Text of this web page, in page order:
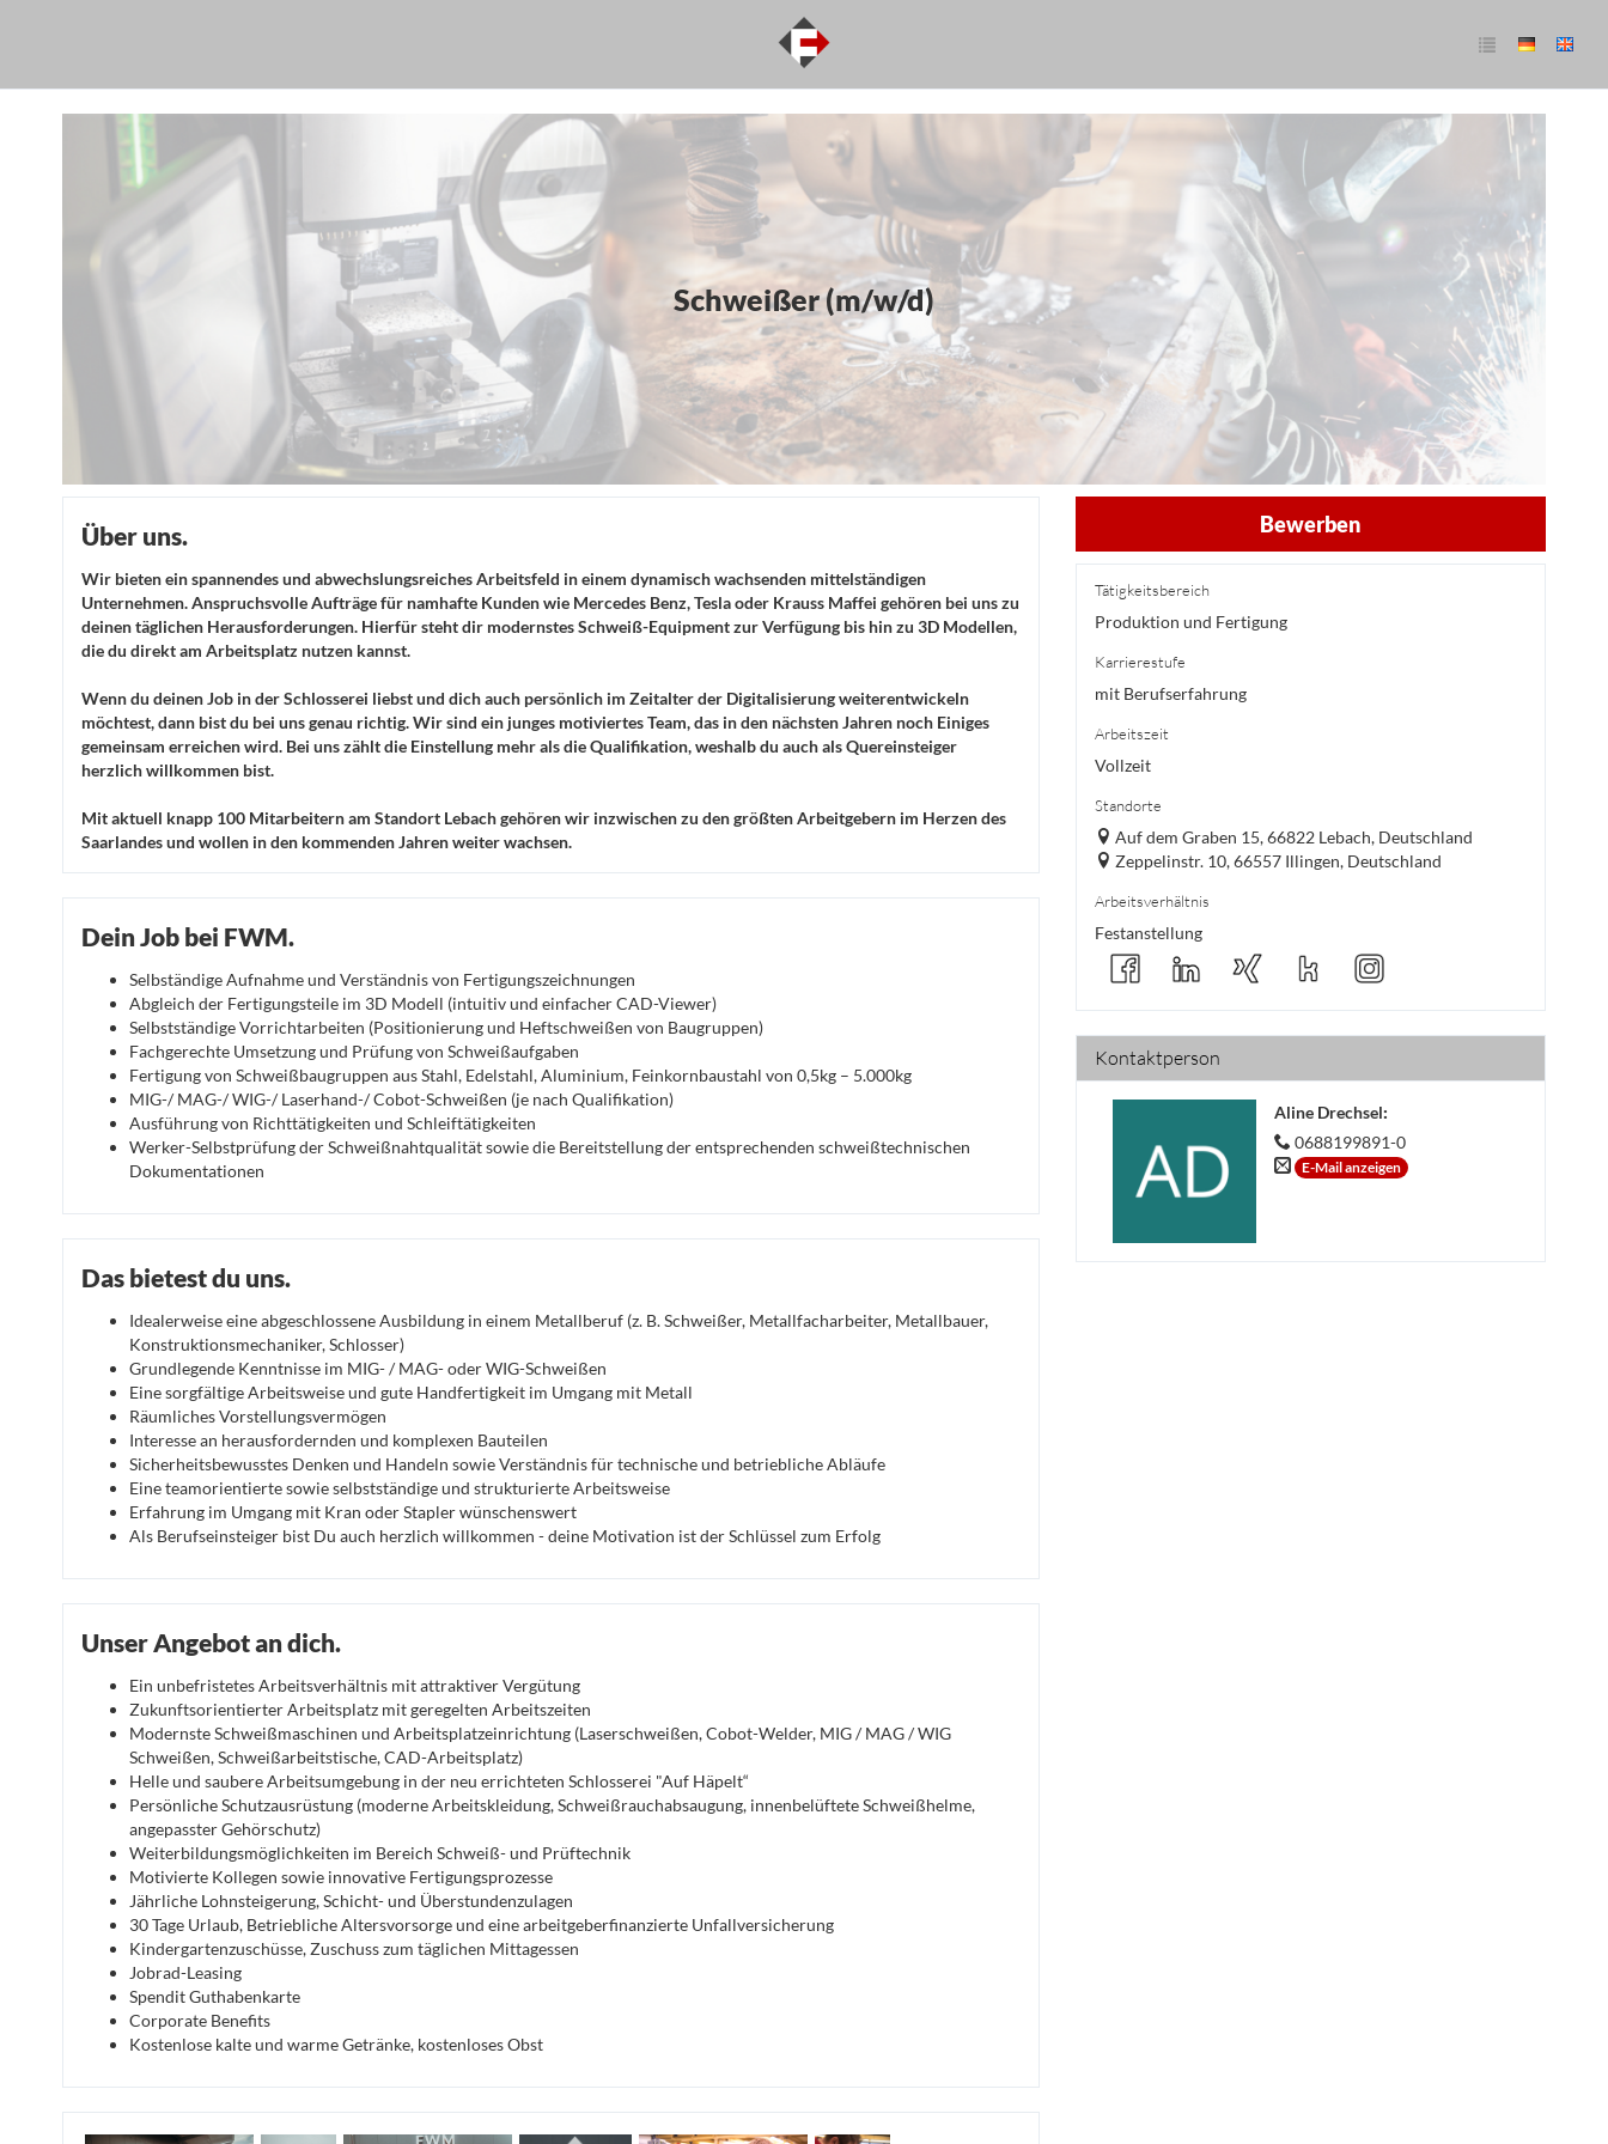
Schweißer (m/w/d)
Über uns.
Wir bieten ein spannendes und abwechslungsreiches Arbeitsfeld in einem dynamisch wachsenden mittelständigen
Unternehmen. Anspruchsvolle Aufträge für namhafte Kunden wie Mercedes Benz, Tesla oder Krauss Maffei gehören bei uns zu
deinen täglichen Herausforderungen. Hierfür steht dir modernstes Schweiß-Equipment zur Verfügung bis hin zu 3D Modellen,
die du direkt am Arbeitsplatz nutzen kannst.
Wenn du deinen Job in der Schlosserei liebst und dich auch persönlich im Zeitalter der Digitalisierung weiterentwickeln
möchtest, dann bist du bei uns genau richtig. Wir sind ein junges motiviertes Team, das in den nächsten Jahren noch Einiges
gemeinsam erreichen wird. Bei uns zählt die Einstellung mehr als die Qualifikation, weshalb du auch als Quereinsteiger
herzlich willkommen bist.
Mit aktuell knapp 100 Mitarbeitern am Standort Lebach gehören wir inzwischen zu den größten Arbeitgebern im Herzen des
Saarlandes und wollen in den kommenden Jahren weiter wachsen.
Dein Job bei FWM.
Selbständige Aufnahme und Verständnis von Fertigungszeichnungen
Abgleich der Fertigungsteile im 3D Modell (intuitiv und einfacher CAD-Viewer)
Selbstständige Vorrichtarbeiten (Positionierung und Heftschweißen von Baugruppen)
Fachgerechte Umsetzung und Prüfung von Schweißaufgaben
Fertigung von Schweißbaugruppen aus Stahl, Edelstahl, Aluminium, Feinkornbaustahl von 0,5kg – 5.000kg
MIG-/ MAG-/ WIG-/ Laserhand-/ Cobot-Schweißen (je nach Qualifikation)
Ausführung von Richttätigkeiten und Schleiftätigkeiten
Werker-Selbstprüfung der Schweißnahtqualität sowie die Bereitstellung der entsprechenden schweißtechnischen
Dokumentationen
Das bietest du uns.
Idealerweise eine abgeschlossene Ausbildung in einem Metallberuf (z. B. Schweißer, Metallfacharbeiter, Metallbauer,
Konstruktionsmechaniker, Schlosser)
Grundlegende Kenntnisse im MIG- / MAG- oder WIG-Schweißen
Eine sorgfältige Arbeitsweise und gute Handfertigkeit im Umgang mit Metall
Räumliches Vorstellungsvermögen
Interesse an herausfordernden und komplexen Bauteilen
Sicherheitsbewusstes Denken und Handeln sowie Verständnis für technische und betriebliche Abläufe
Eine teamorientierte sowie selbstständige und strukturierte Arbeitsweise
Erfahrung im Umgang mit Kran oder Stapler wünschenswert
Als Berufseinsteiger bist Du auch herzlich willkommen - deine Motivation ist der Schlüssel zum Erfolg
Unser Angebot an dich.
Ein unbefristetes Arbeitsverhältnis mit attraktiver Vergütung
Zukunftsorientierter Arbeitsplatz mit geregelten Arbeitszeiten
Modernste Schweißmaschinen und Arbeitsplatzeinrichtung (Laserschweißen, Cobot-Welder, MIG / MAG / WIG
Schweißen, Schweißarbeitstische, CAD-Arbeitsplatz)
Helle und saubere Arbeitsumgebung in der neu errichteten Schlosserei "Auf Häpelt“
Persönliche Schutzausrüstung (moderne Arbeitskleidung, Schweißrauchabsaugung, innenbelüftete Schweißhelme,
angepasster Gehörschutz)
Weiterbildungsmöglichkeiten im Bereich Schweiß- und Prüftechnik
Motivierte Kollegen sowie innovative Fertigungsprozesse
Jährliche Lohnsteigerung, Schicht- und Überstundenzulagen
30 Tage Urlaub, Betriebliche Altersvorsorge und eine arbeitgeberfinanzierte Unfallversicherung
Kindergartenzuschüsse, Zuschuss zum täglichen Mittagessen
Jobrad-Leasing
Spendit Guthabenkarte
Corporate Benefits
Kostenlose kalte und warme Getränke, kostenloses Obst
Bewerben
Tätigkeitsbereich
Produktion und Fertigung
Karrierestufe
mit Berufserfahrung
Arbeitszeit
Vollzeit
Standorte
Auf dem Graben 15, 66822 Lebach, Deutschland
Zeppelinstr. 10, 66557 Illingen, Deutschland
Arbeitsverhältnis
Festanstellung
Kontaktperson
Aline Drechsel:
0688199891-0
E-Mail anzeigen